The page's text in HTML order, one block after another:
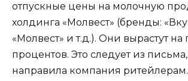
отпускные цены на молочную
холдинга «Молвест» (бренды:
«Молвест» и т.д.). Они вырастут на
процентов. Это следует из
направила компания